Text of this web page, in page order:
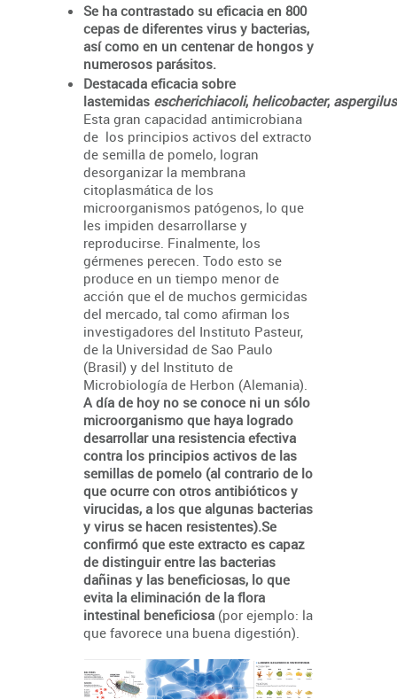
Se ha contrastado su eficacia en 800
cepas de diferentes virus y bacterias,
así como en un centenar de hongos y
numerosos parásitos.
Destacada eficacia sobre
lastemidas escherichiacoli, helicobacter, aspergilus
Esta gran capacidad antimicrobiana
de los principios activos del extracto
de semilla de pomelo, logran
desorganizar la membrana
citoplasmática de los
microorganismos patógenos, lo que
les impiden desarrollarse y
reproducirse. Finalmente, los
gérmenes perecen. Todo esto se
produce en un tiempo menor de
acción que el de muchos germicidas
del mercado, tal como afirman los
investigadores del Instituto Pasteur,
de la Universidad de Sao Paulo
(Brasil) y del Instituto de
Microbiología de Herbon (Alemania).
A día de hoy no se conoce ni un sólo
microorganismo que haya logrado
desarrollar una resistencia efectiva
contra los principios activos de las
semillas de pomelo (al contrario de lo
que ocurre con otros antibióticos y
virucidas, a los que algunas bacterias
y virus se hacen resistentes).Se
confirmó que este extracto es capaz
de distinguir entre las bacterias
dañinas y las beneficiosas, lo que
evita la eliminación de la flora
intestinal beneficiosa (por ejemplo: la
que favorece una buena digestión).